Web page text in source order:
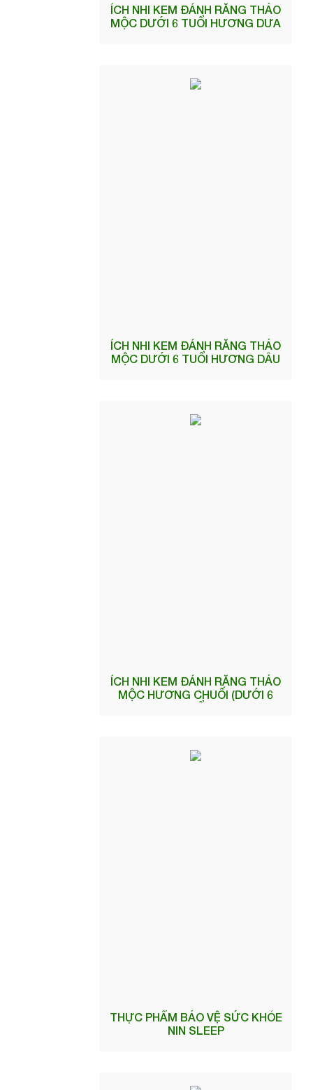
ÍCH NHI KEM ĐÁNH RĂNG THẢO
MỘC DƯỚI 6 TUỔI HƯƠNG DƯA
ÍCH NHI KEM ĐÁNH RĂNG THẢO
MỘC DƯỚI 6 TUỔI HƯƠNG DÂU
ÍCH NHI KEM ĐÁNH RĂNG THẢO
MỘC HƯƠNG CHUỐI (DƯỚI 6
THỰC PHẨM BẢO VỆ SỨC KHỎE
NIN SLEEP